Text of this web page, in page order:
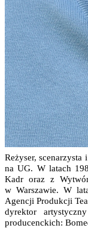
Reżyser,
na UG. W latach
Kadr oraz z
w Warszawie. W
Agencji Produkcji
dyrektor
producenckich: